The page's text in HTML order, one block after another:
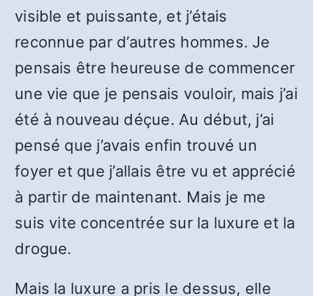
visible et puissante, et j’étais
reconnue par d’autres hommes. Je
pensais être heureuse de commencer
une vie que je pensais vouloir, mais j’ai
été à nouveau déçue. Au début, j’ai
pensé que j’avais enfin trouvé un
foyer et que j’allais être vu et apprécié
à partir de maintenant. Mais je me
suis vite concentrée sur la luxure et la
drogue.
Mais la luxure a pris le dessus, elle